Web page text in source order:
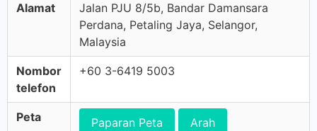
Alamat
Jalan PJU 8/5b, Bandar Damansara
Perdana, Petaling Jaya, Selangor,
Malaysia
Nombor
telefon
+60 3-6419 5003
Peta Paparan Peta Arah